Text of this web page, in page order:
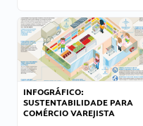
INFOGRÁFICO:
SUSTENTABILIDADE PARA
COMÉRCIO VAREJISTA